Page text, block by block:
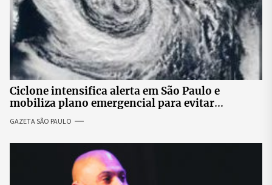
Ciclone intensifica alerta em São Paulo e
mobiliza plano emergencial para evitar
impactos no fornecimento de energia
GAZETA SÃO PAULO